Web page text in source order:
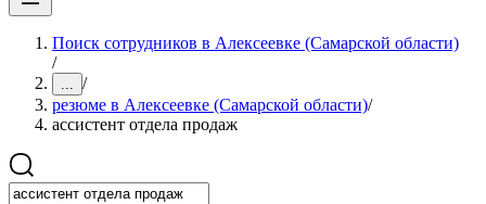
Поиск сотрудников в Алексеевке (Самарской области)
/
... /
резюме в Алексеевке (Самарской области)/
ассистент отдела продаж